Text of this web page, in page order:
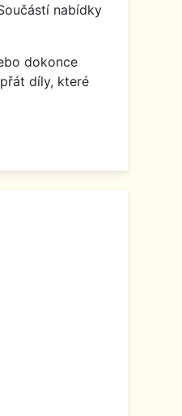
nabídky
dokonce
díly, které